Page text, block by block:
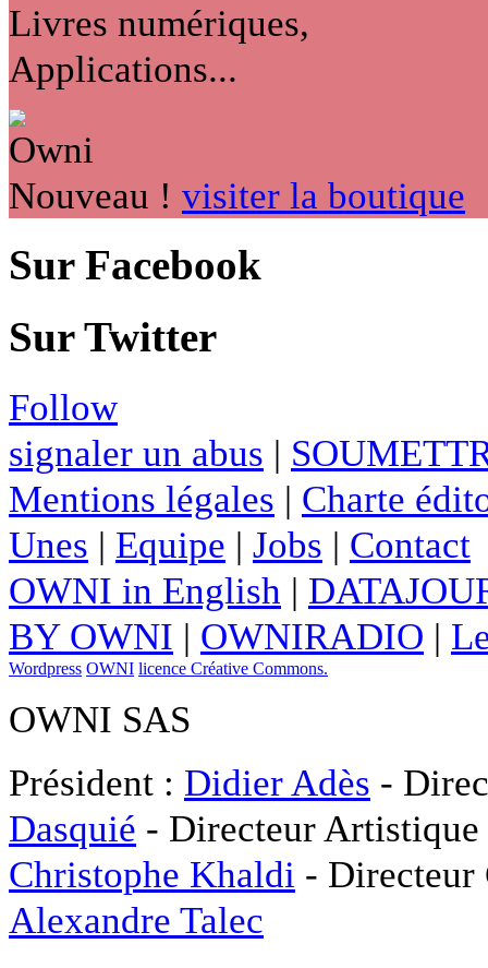
Livres numériques,
Applications...
Nouveau ! visiter la boutique
Sur Facebook
Sur Twitter
Follow
signaler un abus |
Mentions légales | Charte
Unes | Equipe | Jobs | Contact
OWNI in English |
BY OWNI | OWNIRADIO |
Wordpress OWNI licence Créative Commons.
OWNI SAS
Président : Didier Adès -
Dasquié - Directeur
Christophe Khaldi -
Alexandre Talec